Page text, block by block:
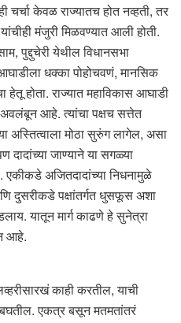
चर्चा केवळ राज्यातच होत नव्हती, तर
मंजुरी मिळवण्यात आली होती.
पुद्दुचेरी येथील विधानसभा
धक्का पोहोचवणं, मानसिक
होता. राज्यात महाविकास आघाडी
अवलंबून आहे. त्यांचा पक्षच सत्तेत
अस्तित्वाला मोठा सुरुंग लागेल, असा
जाण्याने या सगळ्या
अजितदादांच्या निधनामुळे
दुसरीकडे पक्षांतर्गत धुसफूस अशा
यातून मार्ग काढणे हे सुनेत्रा
आहे.
काही करतील, याची
एकत्र बसून मतमतांतरं